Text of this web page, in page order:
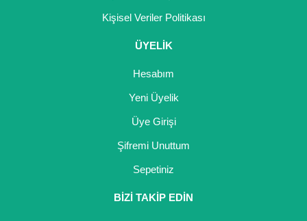
Kişisel Veriler Politikası
ÜYELİK
Hesabım
Yeni Üyelik
Üye Girişi
Şifremi Unuttum
Sepetiniz
BİZİ TAKİP EDİN